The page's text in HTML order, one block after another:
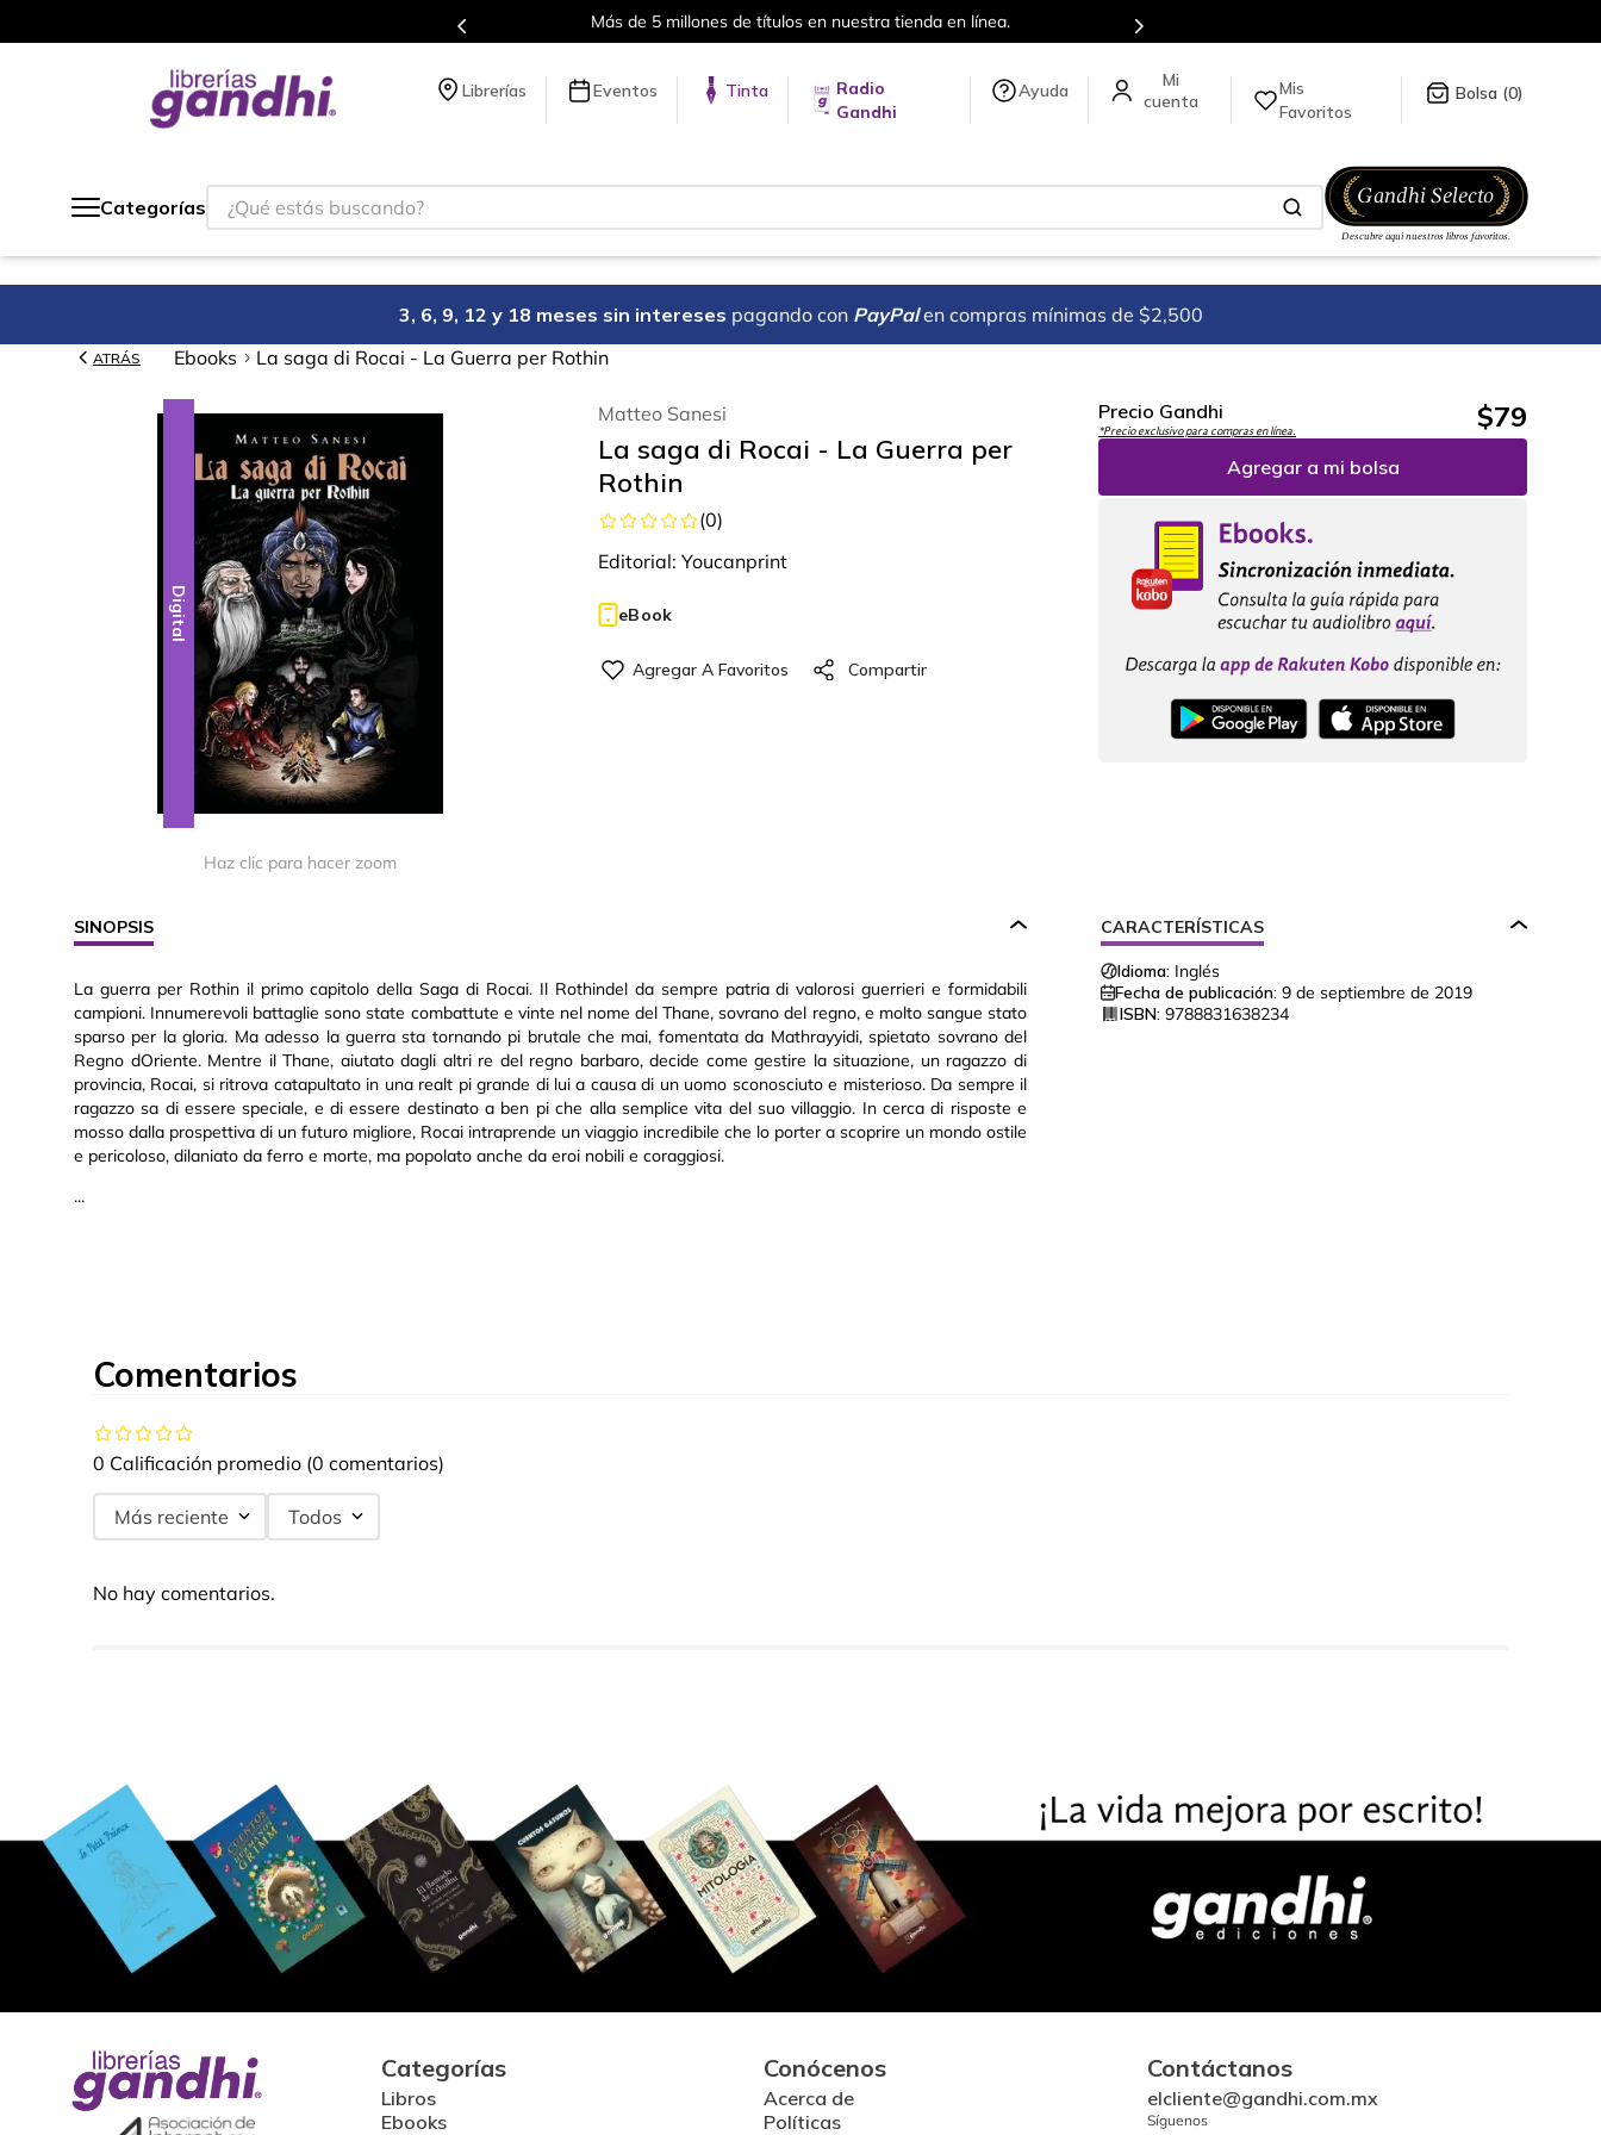
Más de 5 millones de títulos en nuestra tienda en línea.
Librerías Eventos Tinta
Radio
Gandhi
Ayuda
Mis
Favoritos
0
Categorías
¿Qué estás buscando?
3, 6, 9, 12 y 18 meses sin intereses pagando con PayPal en compras mínimas de $2,500
ATRÁS Ebooks La saga di Rocai - La Guerra per Rothin
Digital
Haz clic para hacer zoom
Matteo Sanesi
La saga di Rocai - La Guerra per
Rothin
(0)
Editorial: Youcanprint
eBook
Precio Gandhi
*Precio exclusivo para compras en línea. $79
Agregar a mi bolsa
SINOPSIS
La guerra per Rothin il primo capitolo della Saga di Rocai. Il Rothindel da sempre patria di valorosi guerrieri e formidabili
campioni. Innumerevoli battaglie sono state combattute e vinte nel nome del Thane, sovrano del regno, e molto sangue stato
sparso per la gloria. Ma adesso la guerra sta tornando pi brutale che mai, fomentata da Mathrayyidi, spietato sovrano del
Regno dOriente. Mentre il Thane, aiutato dagli altri re del regno barbaro, decide come gestire la situazione, un ragazzo di
provincia, Rocai, si ritrova catapultato in una realt pi grande di lui a causa di un uomo sconosciuto e misterioso. Da sempre il
ragazzo sa di essere speciale, e di essere destinato a ben pi che alla semplice vita del suo villaggio. In cerca di risposte e
mosso dalla prospettiva di un futuro migliore, Rocai intraprende un viaggio incredibile che lo porter a scoprire un mondo ostile
e pericoloso, dilaniato da ferro e morte, ma popolato anche da eroi nobili e coraggiosi.
...
CARACTERÍSTICAS
Idioma: Inglés
Fecha de publicación: 9 de septiembre de 2019
ISBN: 9788831638234
Comentarios
0 Calificación promedio (0 comentarios)
Más reciente Todos
No hay comentarios.
Categorías
Libros
Ebooks
Conócenos
Acerca de
Políticas
Contáctanos
elcliente@gandhi.com.mx
Síguenos